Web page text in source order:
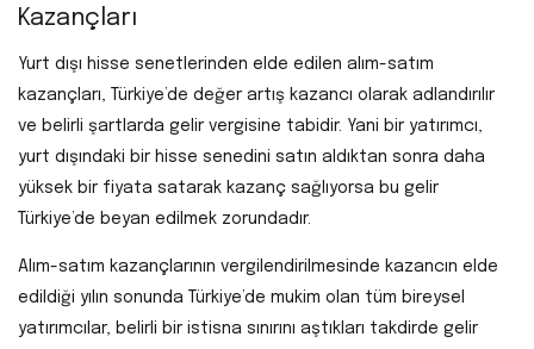
Kazançları
Yurt dışı hisse senetlerinden elde edilen alım-satım
kazançları, Türkiye’de değer artış kazancı olarak adlandırılır
ve belirli şartlarda gelir vergisine tabidir. Yani bir yatırımcı,
yurt dışındaki bir hisse senedini satın aldıktan sonra daha
yüksek bir fiyata satarak kazanç sağlıyorsa bu gelir
Türkiye’de beyan edilmek zorundadır.
Alım-satım kazançlarının vergilendirilmesinde kazancın elde
edildiği yılın sonunda Türkiye’de mukim olan tüm bireysel
yatırımcılar, belirli bir istisna sınırını aştıkları takdirde gelir